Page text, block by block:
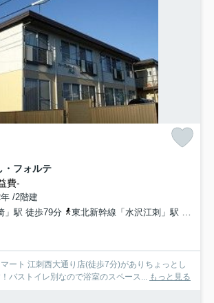
・フォルテ
費-
/2階建
」駅 徒歩79分
東北新幹線「水沢江刺」駅 徒歩81分
ート 江刺西大通り店(徒歩7分)がありちょっとし
バストイレ別なので浴室のスペース... もっと見る